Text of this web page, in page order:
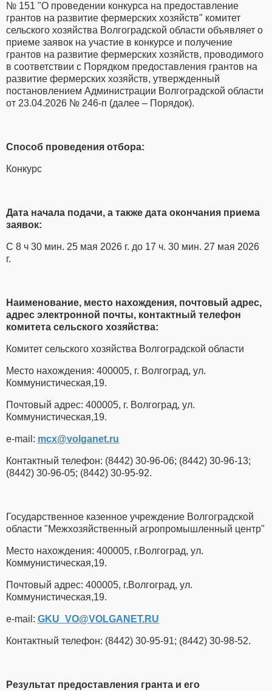
№ 151 "О проведении конкурса на предоставление
грантов на развитие фермерских хозяйств" комитет
сельского хозяйства Волгоградской области объявляет о
приеме заявок на участие в конкурсе и получение
грантов на развитие фермерских хозяйств, проводимого
в соответствии с Порядком предоставления грантов на
развитие фермерских хозяйств, утвержденный
постановлением Администрации Волгоградской области
от 23.04.2026 № 246-п (далее – Порядок).
Способ проведения отбора:
Конкурс
Дата начала подачи, а также дата окончания приема
заявок:
С 8 ч 30 мин. 25 мая 2026 г. до 17 ч. 30 мин. 27 мая 2026
г.
Наименование, место нахождения, почтовый адрес,
адрес электронной почты, контактный телефон
комитета сельского хозяйства:
Комитет сельского хозяйства Волгоградской области
Место нахождения: 400005, г. Волгоград, ул.
Коммунистическая,19.
Почтовый адрес: 400005, г. Волгоград, ул.
Коммунистическая,19.
e-mail: mcx​@​volganet.ru
Контактный телефон: (8442) 30-96-06; (8442) 30-96-13;
(8442) 30-96-05; (8442) 30-95-92.
Государственное казенное учреждение Волгоградской
области "Межхозяйственный агропромышленный центр"
Место нахождения: 400005, г.Волгоград, ул.
Коммунистическая,19.
Почтовый адрес: 400005, г.Волгоград, ул.
Коммунистическая,19.
e-mail: GKU_VO​@​VOLGANET.RU
Контактный телефон: (8442) 30-95-91; (8442) 30-98-52.
Результат предоставления гранта и его